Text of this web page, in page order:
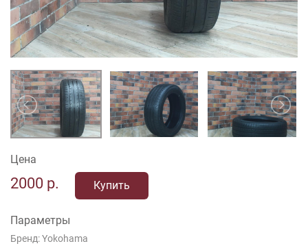
Цена
2000 р. Купить
Параметры
Бренд: Yokohama